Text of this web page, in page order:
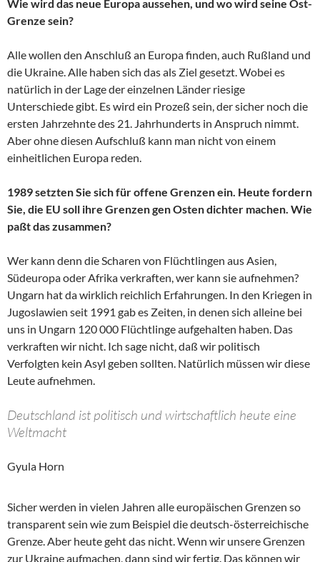
Wie wird das neue Europa aussehen, und wo wird seine Ost-
Grenze sein?
Alle wollen den Anschluß an Europa finden, auch Rußland und
die Ukraine. Alle haben sich das als Ziel gesetzt. Wobei es
natürlich in der Lage der einzelnen Länder riesige
Unterschiede gibt. Es wird ein Prozeß sein, der sicher noch die
ersten Jahrzehnte des 21. Jahrhunderts in Anspruch nimmt.
Aber ohne diesen Aufschluß kann man nicht von einem
einheitlichen Europa reden.
1989 setzten Sie sich für offene Grenzen ein. Heute fordern
Sie, die EU soll ihre Grenzen gen Osten dichter machen. Wie
paßt das zusammen?
Wer kann denn die Scharen von Flüchtlingen aus Asien,
Südeuropa oder Afrika verkraften, wer kann sie aufnehmen?
Ungarn hat da wirklich reichlich Erfahrungen. In den Kriegen in
Jugoslawien seit 1991 gab es Zeiten, in denen sich alleine bei
uns in Ungarn 120 000 Flüchtlinge aufgehalten haben. Das
verkraften wir nicht. Ich sage nicht, daß wir politisch
Verfolgten kein Asyl geben sollten. Natürlich müssen wir diese
Leute aufnehmen.
Deutschland ist politisch und wirtschaftlich heute eine
Weltmacht
Gyula Horn
Sicher werden in vielen Jahren alle europäischen Grenzen so
transparent sein wie zum Beispiel die deutsch-österreichische
Grenze. Aber heute geht das nicht. Wenn wir unsere Grenzen
zur Ukraine aufmachen, dann sind wir fertig. Das können wir